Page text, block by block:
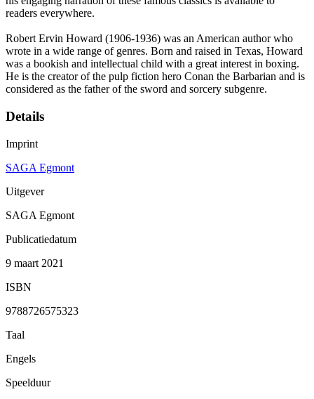
readers everywhere.
Robert Ervin Howard (1906-1936) was an American author who
wrote in a wide range of genres. Born and raised in Texas, Howard
was a bookish and intellectual child with a great interest in boxing.
He is the creator of the pulp fiction hero Conan the Barbarian and is
considered as the father of the sword and sorcery subgenre.
Details
Imprint
SAGA Egmont
Uitgever
SAGA Egmont
Publicatiedatum
9 maart 2021
ISBN
9788726575323
Taal
Engels
Speelduur